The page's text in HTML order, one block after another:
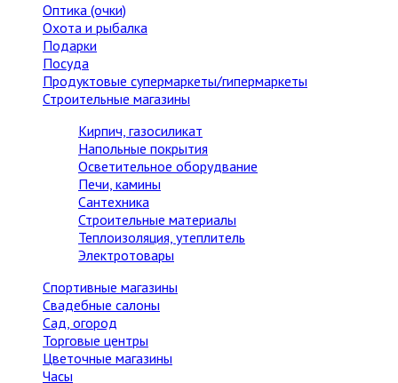
Оптика (очки)
Охота и рыбалка
Подарки
Посуда
Продуктовые супермаркеты/гипермаркеты
Строительные магазины
Кирпич, газосиликат
Напольные покрытия
Осветительное оборудвание
Печи, камины
Сантехника
Строительные материалы
Теплоизоляция, утеплитель
Электротовары
Спортивные магазины
Свадебные салоны
Сад, огород
Торговые центры
Цветочные магазины
Часы